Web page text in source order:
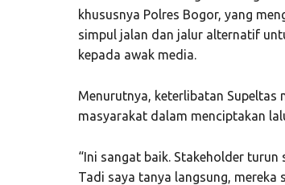
khususnya Polres Bogor, yang
simpul jalan dan jalur alternatif
kepada awak media.
Menurutnya, keterlibatan
masyarakat dalam menciptakan
“Ini sangat baik. Stakeholder
Tadi saya tanya langsung,